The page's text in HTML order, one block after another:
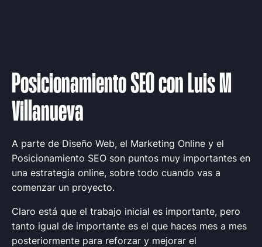
Posicionamiento SEO con Luis M
Villanueva
A parte de Diseño Web, el Marketing Online y el
Posicionamiento SEO son puntos muy importantes en
una estrategia online, sobre todo cuando vas a
comenzar un proyecto.
Claro está que el trabajo inicial es importante, pero
tanto igual de importante es el que haces mes a mes
posteriormente para reforzar y mejorar el